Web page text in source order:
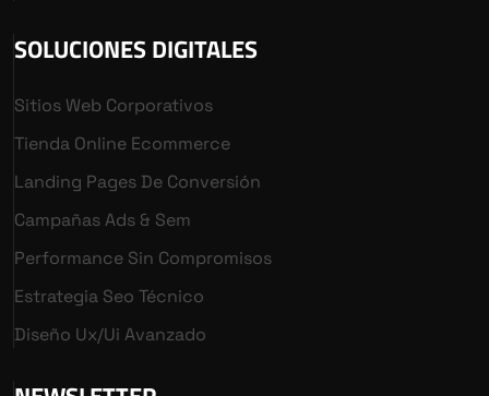
SOLUCIONES DIGITALES
Sitios Web Corporativos
Tienda Online Ecommerce
Landing Pages De Conversión
Campañas Ads & Sem
Performance Sin Compromisos
Estrategia Seo Técnico
Diseño Ux/ui Avanzado